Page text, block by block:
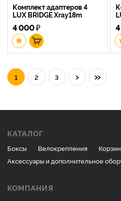
Комплект адаптеров 4
LUX BRIDGE Xray18m
4 000₽
1 2 3 › »
КАТАЛОГ
Боксы Велокрепления
Аксессуары и дополнительное
КОМПАНИЯ